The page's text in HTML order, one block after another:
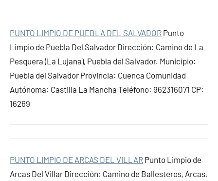
PUNTO LIMPIO DE PUEBLA DEL SALVADOR Punto
Limpio de Puebla Del Salvador Dirección: Camino de La
Pesquera (La Lujana), Puebla del Salvador. Municipio:
Puebla del Salvador Provincia: Cuenca Comunidad
Autónoma: Castilla La Mancha Teléfono: 962316071 CP:
16269
PUNTO LIMPIO DE ARCAS DEL VILLAR Punto Limpio de
Arcas Del Villar Dirección: Camino de Ballesteros, Arcas.